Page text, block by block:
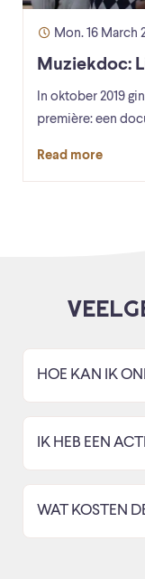
Mon. 16 March
Muziekdoc:
In oktober 2019
première: een
Read more
HOE KAN IK
IK HEB EEN
WAT KOSTEN